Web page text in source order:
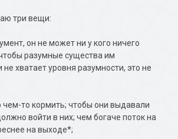
три вещи:
он не может ни у кого ничего
разумные существа им
не хватает уровня разумности, это не
то кормить; чтобы они выдавали
войти в них; чем богаче поток на
на выходе*;